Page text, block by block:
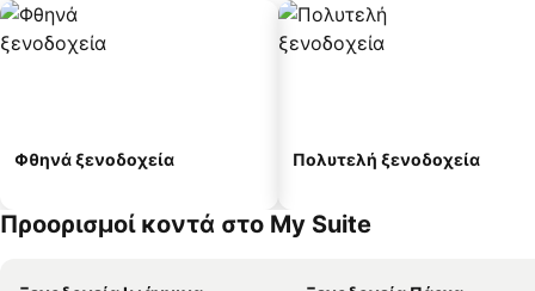
Φθηνά ξενοδοχεία Πολυτελή ξενοδοχεία
Προορισμοί κοντά στο My Suite